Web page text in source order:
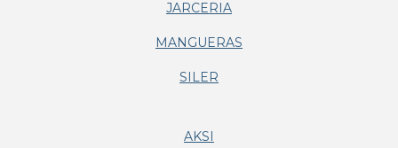
JARCERIA
MANGUERAS
SILER
AKSI